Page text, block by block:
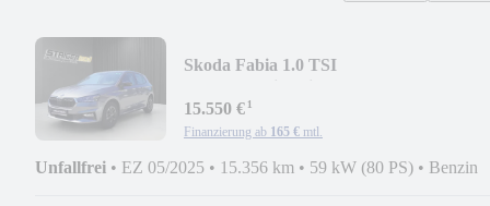
Skoda Fabia 1.0 TSI
15.550 €¹
Finanzierung ab 165 € mtl.
Unfallfrei • EZ 05/2025 • 15.356 km • 59 kW (80 PS) • Benzin